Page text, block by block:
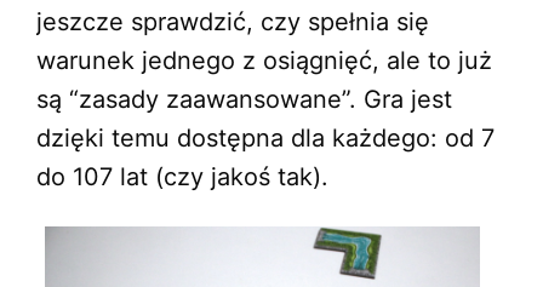
jeszcze sprawdzić, czy spełnia się
warunek jednego z osiągnięć, ale to już
są “zasady zaawansowane”. Gra jest
dzięki temu dostępna dla każdego: od 7
do 107 lat (czy jakoś tak).